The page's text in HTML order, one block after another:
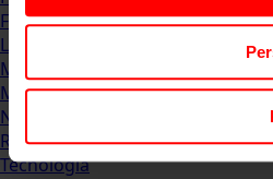
Formación & Estudios
Luxury
Management
Marketing & Comunicación
Negocios
Recursos Humanos
Tecnología